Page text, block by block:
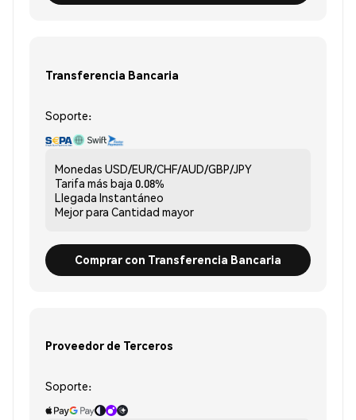
Transferencia Bancaria
Soporte:
Monedas USD/EUR/CHF/AUD/GBP/JPY
Tarifa más baja 0.08%
Llegada Instantáneo
Mejor para Cantidad mayor
Comprar con Transferencia Bancaria
Proveedor de Terceros
Soporte: